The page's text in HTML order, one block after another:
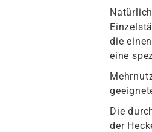
die
eine
Die
der